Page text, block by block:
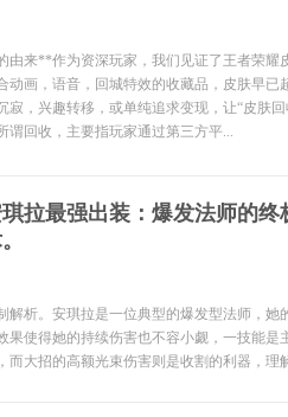
由来**作为资深玩家，我们见证了王者荣耀
动画，语音，回城特效的收藏品，皮肤早已
寂，兴趣转移，或单纯追求变现，让“皮肤
谓回收，主要指玩家通过第三方平...
拉最强出装：爆发法师的
解析。安琪拉是一位典型的爆发型法师，她
果使得她的持续伤害也不容小觑，一技能是
而大招的高额光束伤害则是收割的利器，理